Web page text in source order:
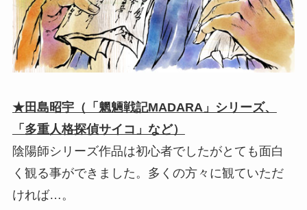
★田島昭宇（「魍魎戦記MADARA」シリーズ、
「多重人格探偵サイコ」など）
陰陽師シリーズ作品は初心者でしたがとても面白
く観る事ができました。多くの方々に観ていただ
ければ…。